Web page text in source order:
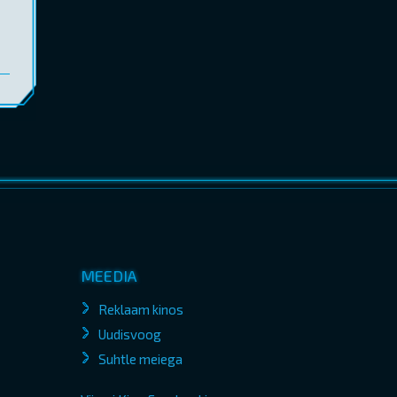
MEEDIA
Reklaam kinos
Uudisvoog
Suhtle meiega